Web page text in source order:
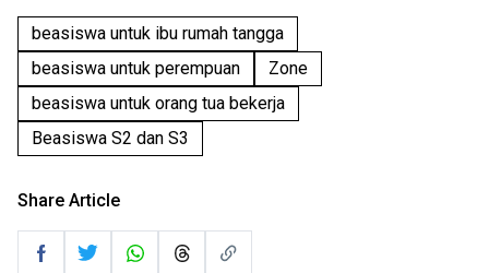
beasiswa untuk ibu rumah tangga
beasiswa untuk perempuan
Zone
beasiswa untuk orang tua bekerja
Beasiswa S2 dan S3
Share Article